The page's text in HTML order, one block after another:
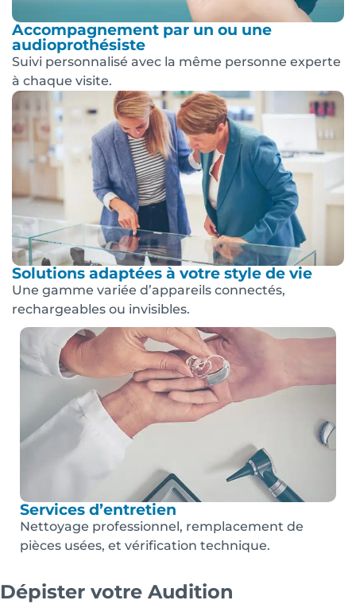
Accompagnement par un ou une
audioprothésiste
Suivi personnalisé avec la même personne experte
à chaque visite.
Solutions adaptées à votre style de vie
Une gamme variée d’appareils connectés,
rechargeables ou invisibles.
Services d’entretien
Nettoyage professionnel, remplacement de
pièces usées, et vérification technique.
Dépister votre Audition